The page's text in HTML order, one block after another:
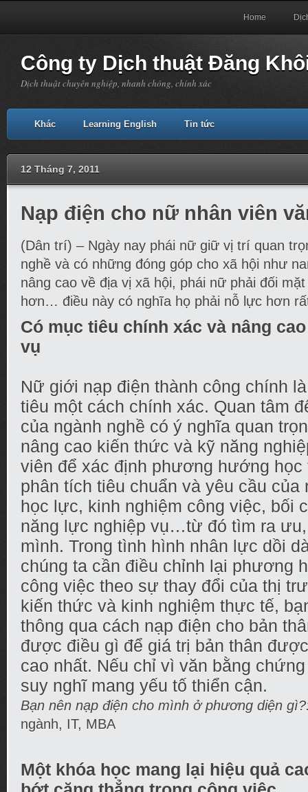
Home
Công ty Dịch thuật Đăng
Dịch thuật chuyên nghiệp, nhanh chóng, chính xác
Khác Learning English Tin tức
12 Tháng 7, 2011
Nạp điện cho nữ nhân viên
(Dân trí) – Ngày nay phái nữ giữ vị trí quan
nghề và có những đóng góp cho xã hội như
nâng cao về địa vị xã hội, phái nữ phải đối
hơn… điều này có nghĩa họ phải nỗ lực hơn
Có mục tiêu chính xác và nâng
vụ
Nữ giới nạp điện thành công chính
tiêu một cách chính xác. Quan tâm
của ngành nghề có ý nghĩa quan
nâng cao kiến thức và kỹ năng
viên để xác định phương hướng học
phân tích tiêu chuẩn và yêu cầu của
học lực, kinh nghiệm công việc, bối
năng lực nghiệp vụ…từ đó tìm ra
mình. Trong tình hình nhân lực dồi
chúng ta cần điều chỉnh lại phương
công việc theo sự thay đổi của thị
kiến thức và kinh nghiệm thực tế,
thông qua cách nạp điện cho bản
được điều gì để giá trị bản thân
cao nhất. Nếu chỉ vì văn bằng
suy nghĩ mang yếu tố thiển cận.
Bạn nên nạp điện cho mình ở phương diện
ngành, IT, MBA
Một khóa học mang lại hiệu quả